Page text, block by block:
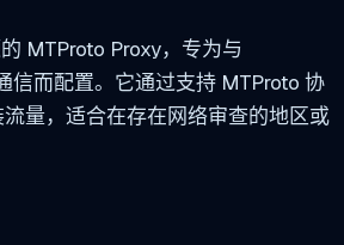
MTProto Proxy，专为与
信而配置。它通过支持 MTProto 协
量，适合在存在网络审查的地区或